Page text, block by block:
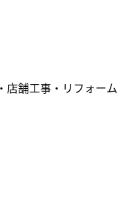
店舗工事・リフォーム